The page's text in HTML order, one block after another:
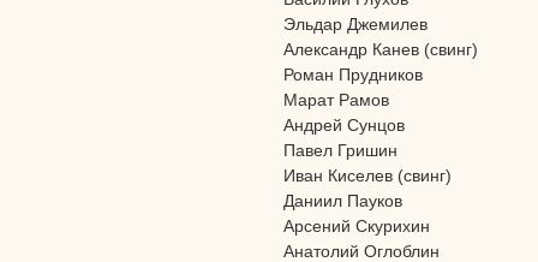
Эльдар Джемилев
Александр Канев (свинг)
Роман Прудников
Марат Рамов
Андрей Сунцов
Павел Гришин
Иван Киселев (свинг)
Даниил Пауков
Арсений Скурихин
Анатолий Оглоблин